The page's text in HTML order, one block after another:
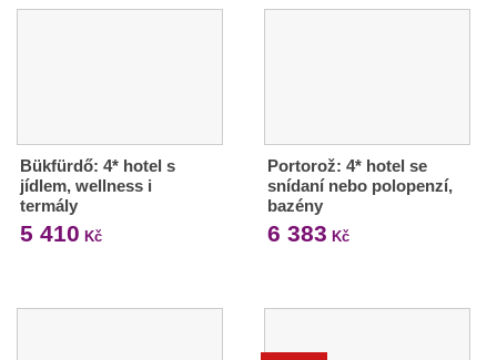
Bükfürdő: 4* hotel s
jídlem, wellness i
termály
5 410 Kč
Portorož: 4* hotel se
snídaní nebo polopenzí,
bazény
6 383 Kč